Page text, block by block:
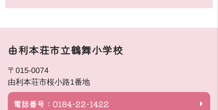
由利本荘市立鶴舞小学校
〒015-0074
由利本荘市桜小路1番地
電話番号：0184-22-1422